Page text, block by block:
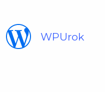
WPUrok